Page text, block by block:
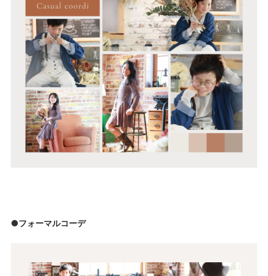
●フォーマルコーデ